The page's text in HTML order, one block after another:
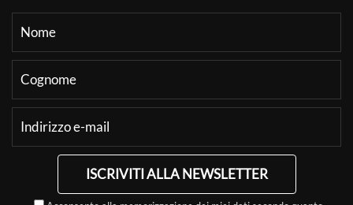
ISCRIVITI ALLA NEWSLETTER